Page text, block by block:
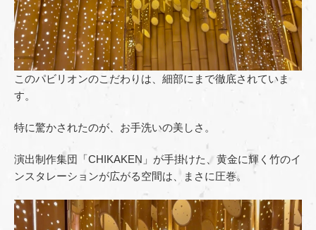
このパビリオンのこだわりは、細部にまで徹底されていま
す。
特に驚かされたのが、お手洗いの美しさ。
演出制作集団「CHIKAKEN」が手掛けた、黄金に輝く竹のイ
ンスタレーションが広がる空間は、まさに圧巻。